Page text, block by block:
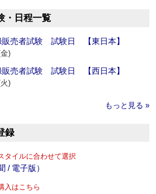
・日程一覧
売者試験 試験日 【東日本】
)
売者試験 試験日 【西日本】
)
もっと見る »
録
タイルに合わせて選択
/ 電子版）
入はこちら